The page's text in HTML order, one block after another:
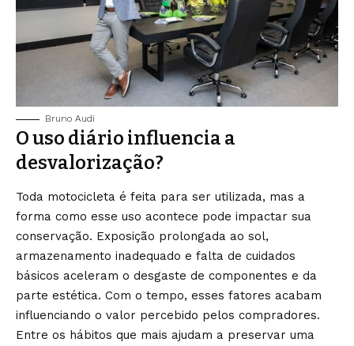
Bruno Audi
O uso diário influencia a
desvalorização?
Toda motocicleta é feita para ser utilizada, mas a
forma como esse uso acontece pode impactar sua
conservação. Exposição prolongada ao sol,
armazenamento inadequado e falta de cuidados
básicos aceleram o desgaste de componentes e da
parte estética. Com o tempo, esses fatores acabam
influenciando o valor percebido pelos compradores.
Entre os hábitos que mais ajudam a preservar uma